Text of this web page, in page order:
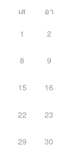
เส
อา
1 2
8 9
15 16
22 23
29 30